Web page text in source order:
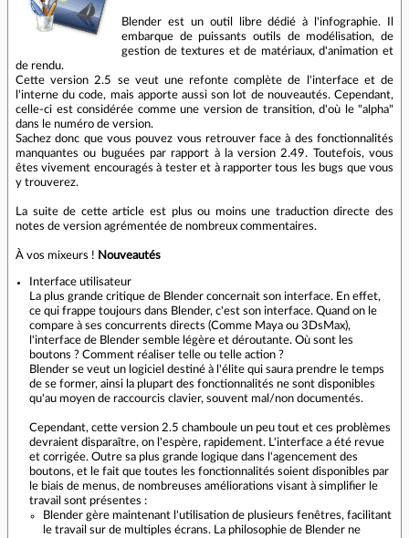
Blender est un outil libre dédié à l'infographie. Il
embarque de puissants outils de modélisation, de
gestion de textures et de matériaux, d'animation et
de rendu.
Cette version 2.5 se veut une refonte complète de l'interface et de
l'interne du code, mais apporte aussi son lot de nouveautés. Cependant,
celle-ci est considérée comme une version de transition, d'où le "alpha"
dans le numéro de version.
Sachez donc que vous pouvez vous retrouver face à des fonctionnalités
manquantes ou buguées par rapport à la version 2.49. Toutefois, vous
êtes vivement encouragés à tester et à rapporter tous les bugs que vous
y trouverez.
La suite de cette article est plus ou moins une traduction directe des
notes de version agrémentée de nombreux commentaires.
À vos mixeurs ! Nouveautés
Interface utilisateur
La plus grande critique de Blender concernait son interface. En effet,
ce qui frappe toujours dans Blender, c'est son interface. Quand on le
compare à ses concurrents directs (Comme Maya ou 3DsMax),
l'interface de Blender semble légère et déroutante. Où sont les
boutons ? Comment réaliser telle ou telle action ?
Blender se veut un logiciel destiné à l'élite qui saura prendre le temps
de se former, ainsi la plupart des fonctionnalités ne sont disponibles
qu'au moyen de raccourcis clavier, souvent mal/non documentés.
Cependant, cette version 2.5 chamboule un peu tout et ces problèmes
devraient disparaître, on l'espère, rapidement. L'interface a été revue
et corrigée. Outre sa plus grande logique dans l'agencement des
boutons, et le fait que toutes les fonctionnalités soient disponibles par
le biais de menus, de nombreuses améliorations visant à simplifier le
travail sont présentes :
Blender gère maintenant l'utilisation de plusieurs fenêtres, facilitant
le travail sur de multiples écrans. La philosophie de Blender ne